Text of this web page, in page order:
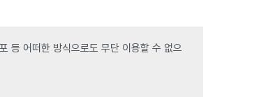
등 어떠한 방식으로도 무단 이용할 수 없으